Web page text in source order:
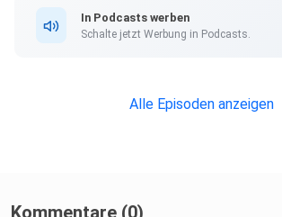
In Podcasts werben
Schalte jetzt Werbung in Podcasts.
Alle Episoden anzeigen
Kommentare (0)